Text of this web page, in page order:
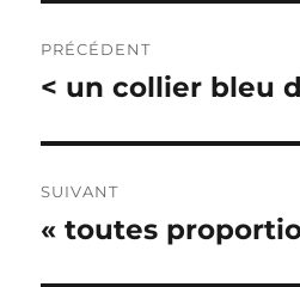
de
PRÉCÉDENT
Publication
< un collier bleu
SUIVANT
Publication
« toutes